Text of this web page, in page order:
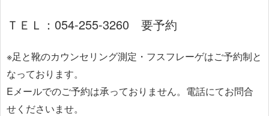
ＴＥＬ：054-255-3260 要予約
※足と靴のカウンセリング測定・フスフレーゲはご予約制と
なっております。
Eメールでのご予約は承っておりません。電話にてお問合
せくださいませ。